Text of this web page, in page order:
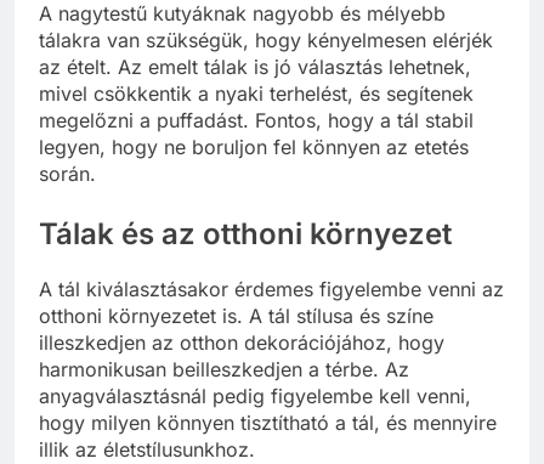
A nagytestű kutyáknak nagyobb és mélyebb
tálakra van szükségük, hogy kényelmesen elérjék
az ételt. Az emelt tálak is jó választás lehetnek,
mivel csökkentik a nyaki terhelést, és segítenek
megelőzni a puffadást. Fontos, hogy a tál stabil
legyen, hogy ne boruljon fel könnyen az etetés
során.
Tálak és az otthoni környezet
A tál kiválasztásakor érdemes figyelembe venni az
otthoni környezetet is. A tál stílusa és színe
illeszkedjen az otthon dekorációjához, hogy
harmonikusan beilleszkedjen a térbe. Az
anyagválasztásnál pedig figyelembe kell venni,
hogy milyen könnyen tisztítható a tál, és mennyire
illik az életstílusunkhoz.